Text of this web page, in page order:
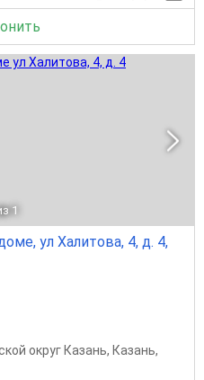
1
ул Халитова, 4, д. 4,
округ Казань, Казань,